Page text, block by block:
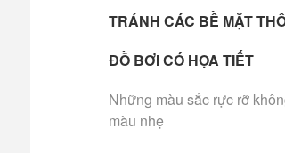
TRÁNH CÁC BỀ MẶT
ĐỒ BƠI CÓ HỌA TIẾT
Những màu sắc rực rỡ
màu nhẹ